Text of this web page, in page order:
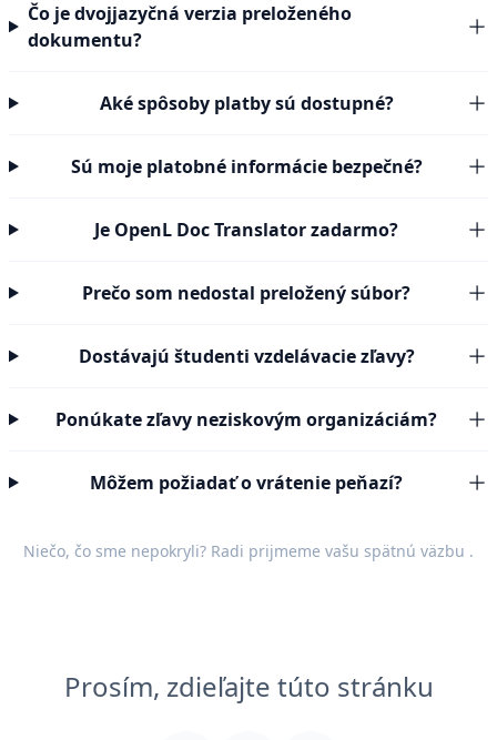
Čo je dvojjazyčná verzia preloženého
dokumentu?
Aké spôsoby platby sú dostupné?
Sú moje platobné informácie bezpečné?
Je OpenL Doc Translator zadarmo?
Prečo som nedostal preložený súbor?
Dostávajú študenti vzdelávacie zľavy?
Ponúkate zľavy neziskovým organizáciám?
Môžem požiadať o vrátenie peňazí?
Niečo, čo sme nepokryli? Radi prijmeme vašu spätnú väzbu .
Prosím, zdieľajte túto stránku